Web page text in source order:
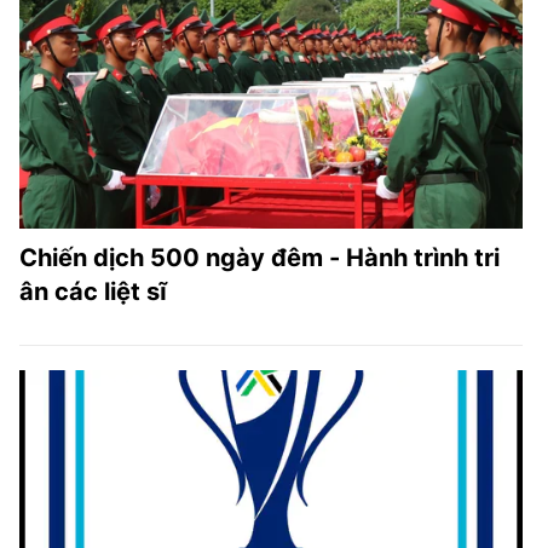
Chiến dịch 500 ngày đêm - Hành trình tri
ân các liệt sĩ